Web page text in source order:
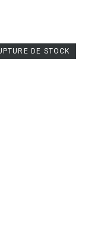
DE STOCK